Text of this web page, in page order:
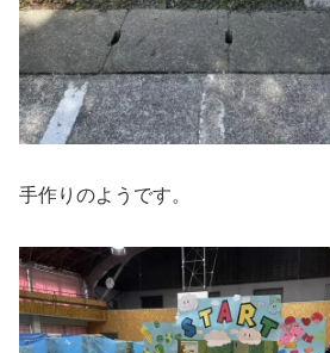
手作りのようです。